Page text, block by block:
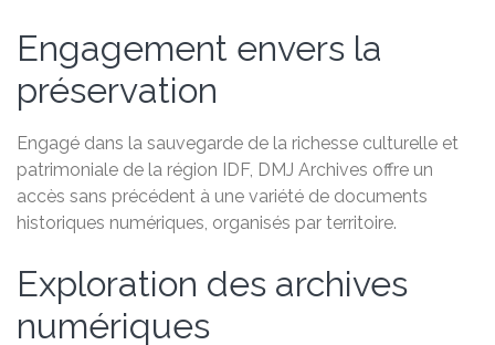
Engagement envers la
préservation
Engagé dans la sauvegarde de la richesse culturelle et
patrimoniale de la région IDF, DMJ Archives offre un
accès sans précédent à une variété de documents
historiques numériques, organisés par territoire.
Exploration des archives
numériques